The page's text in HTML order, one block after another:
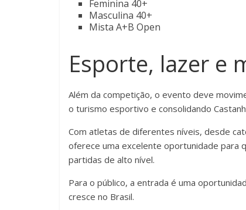
Feminina 40+
Masculina 40+
Mista A+B Open
Esporte, lazer e
Além da competição, o evento deve
o turismo esportivo e consolidando
Com atletas de diferentes níveis, desde
oferece uma excelente oportunidade para
partidas de alto nível.
Para o público, a entrada é uma
cresce no Brasil.